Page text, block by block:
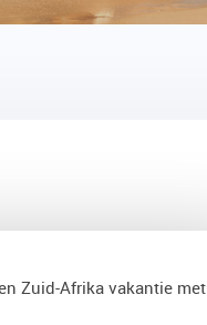
Zuid-Afrika vakantie met